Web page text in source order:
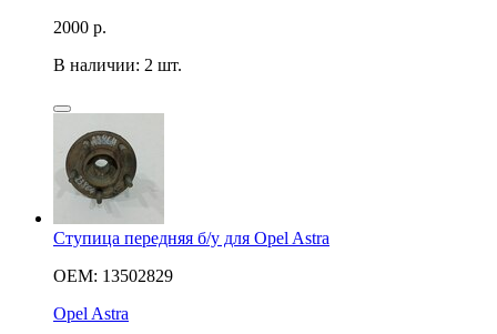
2000 р.
В наличии: 2 шт.
Ступица передняя б/у для Opel Astra
OEM: 13502829
Opel Astra